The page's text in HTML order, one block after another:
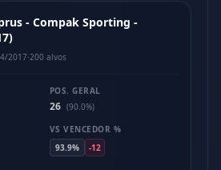
- Compak Sporting -
2017·200 alvos
POS. GERAL
26 (90.0%)
VS VENCEDOR %
93.9%
-12